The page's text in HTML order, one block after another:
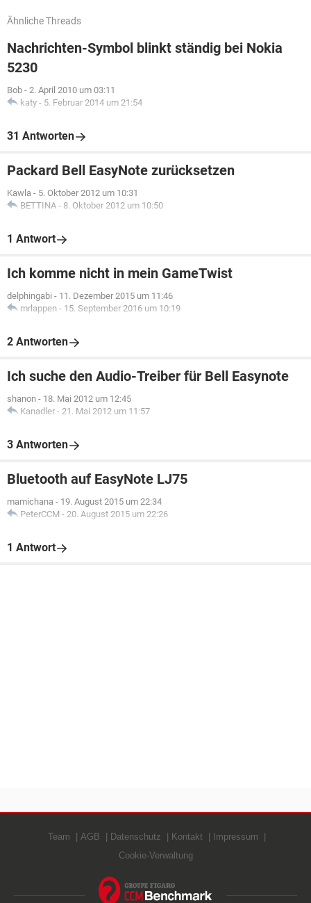
Ähnliche Threads
Nachrichten-Symbol blinkt ständig bei Nokia
5230
Bob - 2. April 2010 um 03:11
katy - 5. Februar 2014 um 21:54
31 Antworten
Packard Bell EasyNote zurücksetzen
Kawla - 5. Oktober 2012 um 10:31
BETTINA - 8. Oktober 2012 um 10:50
1 Antwort
Ich komme nicht in mein GameTwist
delphingabi - 11. Dezember 2015 um 11:46
mrlappen - 15. September 2016 um 10:19
2 Antworten
Ich suche den Audio-Treiber für Bell Easynote
shanon - 18. Mai 2012 um 12:45
Kanadler - 21. Mai 2012 um 11:57
3 Antworten
Bluetooth auf EasyNote LJ75
mamichana - 19. August 2015 um 22:34
PeterCCM - 20. August 2015 um 22:26
1 Antwort
Team AGB Datenschutz Kontakt
Impressum
Cookie-Verwaltung